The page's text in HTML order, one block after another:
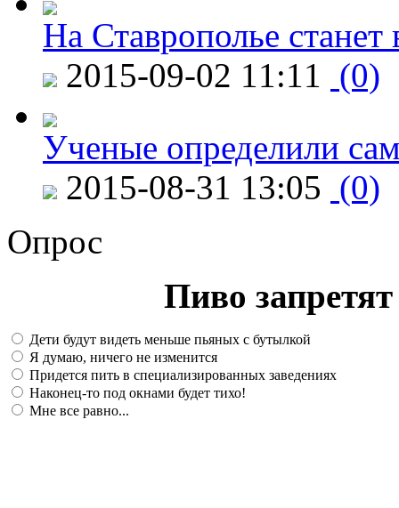
На Ставрополье
2015-09-02 11:11 (0)
Ученые определили
2015-08-31 13:05 (0)
Опрос
Пиво
Дети будут видеть меньше пьяных с бутылкой
Я думаю, ничего не изменится
Придется пить в специализированных заведениях
Наконец-то под окнами будет тихо!
Мне все равно...